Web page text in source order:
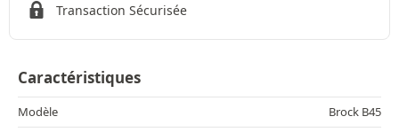
Transaction Sécurisée
Caractéristiques
Modèle
Brock B45